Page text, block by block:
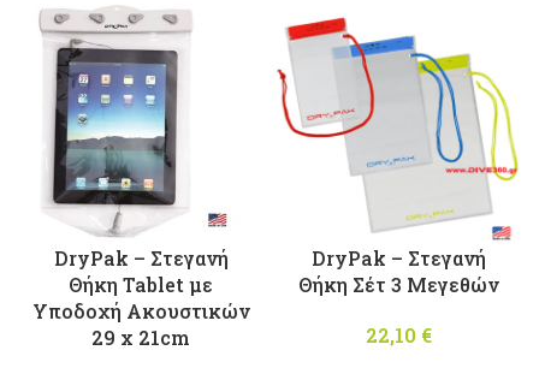
DryPak – Στεγανή
Θήκη Tablet με
Υποδοχή Ακουστικών
29 x 21cm
DryPak – Στεγανή
Θήκη Σέτ 3 Μεγεθών
22,10 €